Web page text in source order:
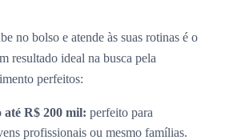
no bolso e atende às suas rotinas é o
resultado ideal na busca pela
perfeitos:
R$ 200 mil: perfeito para
profissionais ou mesmo famílias.